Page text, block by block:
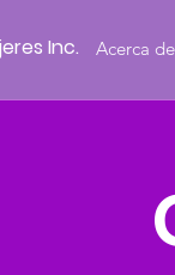
Acerca de
Inc.